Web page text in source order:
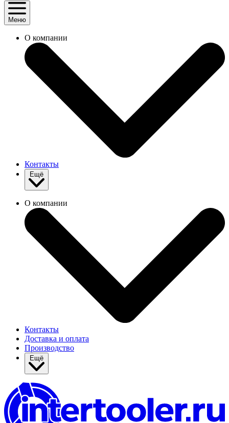
Меню
О компании
Контакты
О компании
Контакты
Доставка и оплата
Производство